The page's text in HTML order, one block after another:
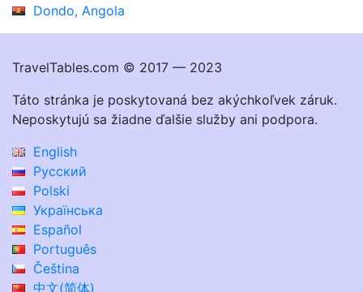
Dondo, Angola
TravelTables.com © 2017 — 2023
Táto stránka je poskytovaná bez akýchkoľvek záruk.
Neposkytujú sa žiadne ďalšie služby ani podpora.
English
Русский
Polski
Українська
Español
Português
Čeština
中文(简体)